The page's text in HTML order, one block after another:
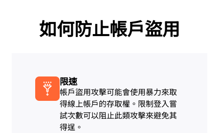
如何防止帳戶盜用
限速
帳戶盜用攻擊可能會使用暴力來取
得線上帳戶的存取權。限制登入嘗
試次數可以阻止此類攻擊來避免其
得逞。